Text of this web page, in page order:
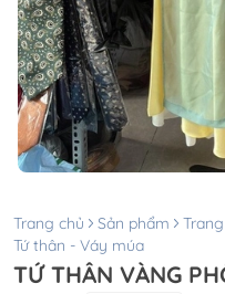
Trang chủ Sản phẩm
Tứ thân - Váy múa
TỨ THÂN VÀNG